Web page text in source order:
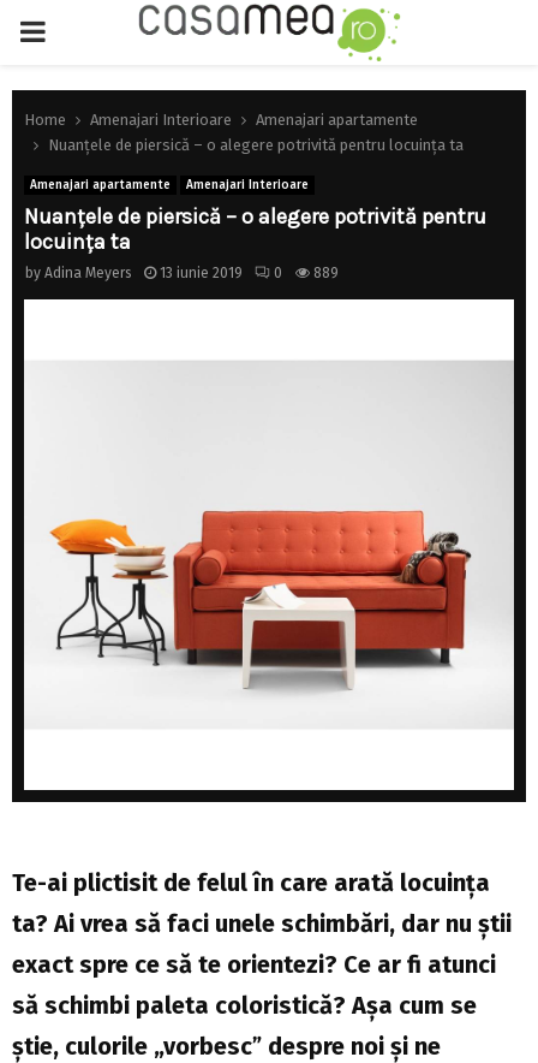
PRIMARY
MENU
Home Amenajari Interioare
Amenajari apartamente
Nuanțele de piersică – o alegere potrivită pentru locuința ta
Amenajari apartamente Amenajari Interioare
Nuanțele de piersică – o alegere potrivită pentru
locuința ta
by Adina Meyers 13 iunie 2019 0 889
Te-ai plictisit de felul în care arată locuința
ta? Ai vrea să faci unele schimbări, dar nu știi
exact spre ce să te orientezi? Ce ar fi atunci
să schimbi paleta coloristică? Așa cum se
știe, culorile „vorbescˮ despre noi și ne